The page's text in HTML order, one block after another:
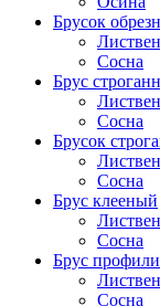
Брусок
Сосна
Брус
Сосна
Брусок
Сосна
Брус клееный
Сосна
Брус
Сосна